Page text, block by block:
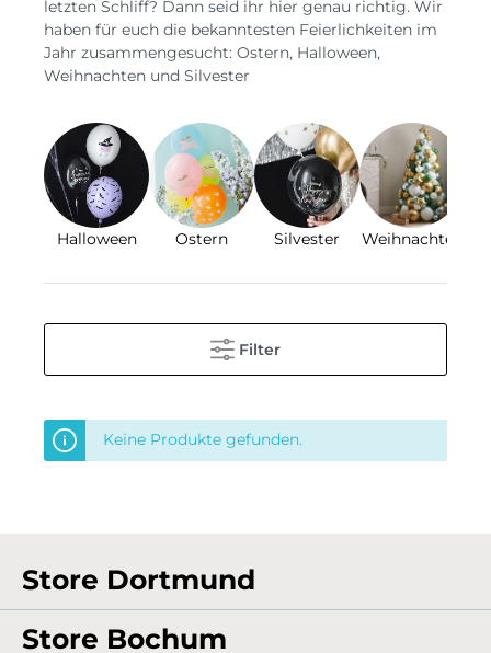
letzten Schliff? Dann seid ihr hier genau richtig. Wir
haben für euch die bekanntesten Feierlichkeiten im
Jahr zusammengesucht: Ostern, Halloween,
Weihnachten und Silvester
Halloween Ostern Silvester Weihnachten
Filter
Keine Produkte gefunden.
Store Dortmund
Store Bochum